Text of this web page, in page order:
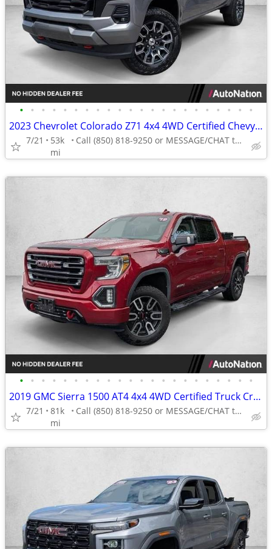
• • • • • • • • • • • • • • • • • • • • • •
2023 Chevrolet Colorado Z71 4x4 4WD Certified Chevy Truck Crew cab AUTONATION
7/21
53k
mi
Call (850) 818-9250 or MESSAGE/CHAT to confirm availability
• • • • • • • • • • • • • • • • • • • • • •
2019 GMC Sierra 1500 AT4 4x4 4WD Certified Truck Crew cab AUTONATION
7/21
81k
mi
Call (850) 818-9250 or MESSAGE/CHAT to confirm availability